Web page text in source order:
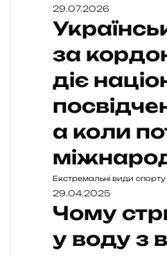
29.07.2026
за
діє
а коли
Екстремальні види спорту
29.04.2025
Чому
у воду з